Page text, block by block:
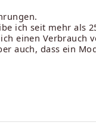
ich seit mehr als
einen
auch, dass ein